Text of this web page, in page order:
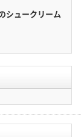
シュークリーム